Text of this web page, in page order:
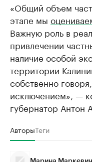
«Общий объем
этапе мы
Важную роль в
привлечении
наличие особой
территории
собственно
исключением», —
губернатор Антон
АвторыТеги